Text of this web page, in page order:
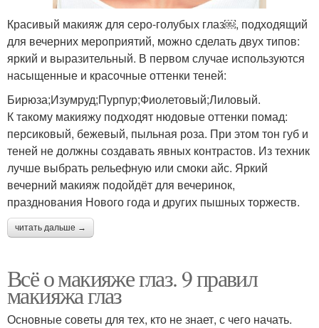
Красивый макияж для серо-голубых глаз￼, подходящий
для вечерних мероприятий, можно сделать двух типов:
яркий и выразительный. В первом случае используются
насыщенные и красочные оттенки теней:
Бирюза;Изумруд;Пурпур;Фиолетовый;Лиловый.
К такому макияжу подходят нюдовые оттенки помад:
персиковый, бежевый, пыльная роза. При этом тон губ и
теней не должны создавать явных контрастов. Из техник
лучше выбрать рельефную или смоки айс. Яркий
вечерний макияж подойдёт для вечеринок,
празднования Нового года и других пышных торжеств.
читать дальше →
Всё о макияже глаз. 9 правил
макияжа глаз
Основные советы для тех, кто не знает, с чего начать.